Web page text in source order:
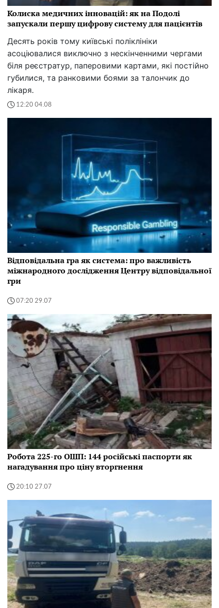
Колиска медичних інновацій: як на Подолі
запускали першу цифрову систему для пацієнтів
Десять років тому київські поліклініки
асоціювалися виключно з нескінченними чергами
біля реєстратур, паперовими картами, які постійно
губилися, та ранковими боями за талончик до
лікаря.
12:20 04.08
Відповідальна гра як система: про важливість
міжнародного дослідження Центру відповідальної
гри
07:20 29.07
Робота 225-го ОШП: 144 російські паспорти як
нагадування про ціну вторгнення
20:10 27.07